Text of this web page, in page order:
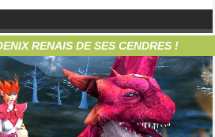
RENAIS DE SES CENDRES !